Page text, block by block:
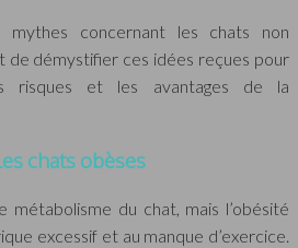
concernant les chats non
de démystifier ces idées reçues pour
risques et les avantages de la
chats obèses
métabolisme du chat, mais l’obésité
excessif et au manque d’exercice.